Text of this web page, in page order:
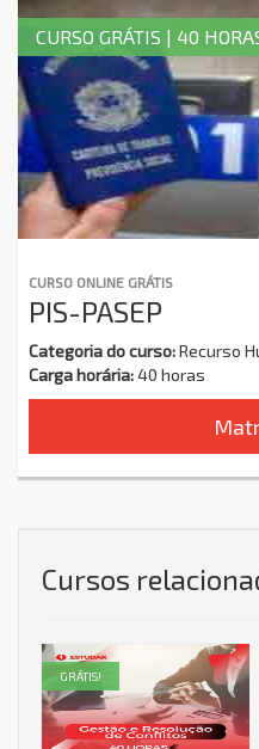
CURSO ONLINE GRÁTIS
PIS-PASEP
Categoria do curso:Recurso
Carga horária:40 horas
CURSO GRÁTIS | 40
Cursos
GRÁTIS!